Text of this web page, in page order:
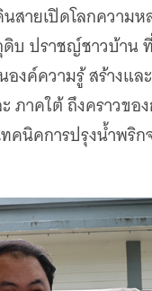
นสายเปิดโลกความ
บ ปราชญ์ชาวบ้าน
ค์ความรู้ สร้างแ
าคใต้ ถึงคราวขอ
คนิคการปรุงน้ำพ